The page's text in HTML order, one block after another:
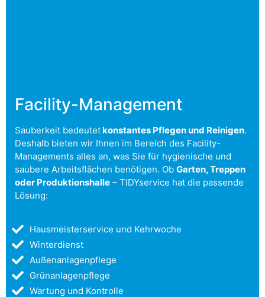
Facility-Management
Sauberkeit bedeutetkonstantes Pflegen und Reinigen.
Deshalb bieten wir Ihnen im Bereich des Facility-
Managements alles an, was Sie für hygienische und
saubere Arbeitsflächen benötigen. Ob Garten, Treppen
oder Produktionshalle – TIDYservice hat die passende
Lösung:
Hausmeisterservice und Kehrwoche
Winterdienst
Außenanlagenpflege
Grünanlagenpflege
Wartung und Kontrolle